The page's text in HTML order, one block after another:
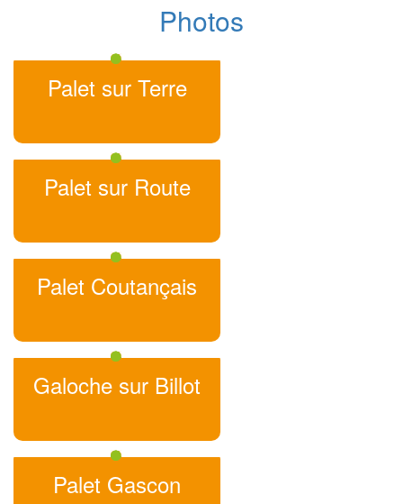
Photos
Palet sur Terre
Palet sur Route
Palet Coutançais
Galoche sur Billot
Palet Gascon